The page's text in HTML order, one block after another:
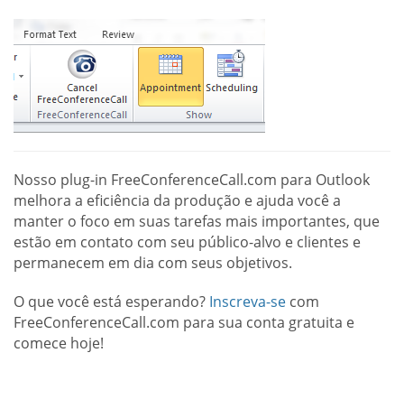
Nosso plug-in FreeConferenceCall.com para Outlook
melhora a eficiência da produção e ajuda você a
manter o foco em suas tarefas mais importantes, que
estão em contato com seu público-alvo e clientes e
permanecem em dia com seus objetivos.
O que você está esperando? Inscreva-se com
FreeConferenceCall.com para sua conta gratuita e
comece hoje!